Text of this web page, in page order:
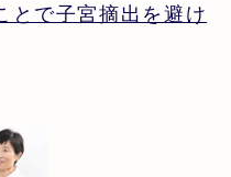
とで子宮摘出を避け